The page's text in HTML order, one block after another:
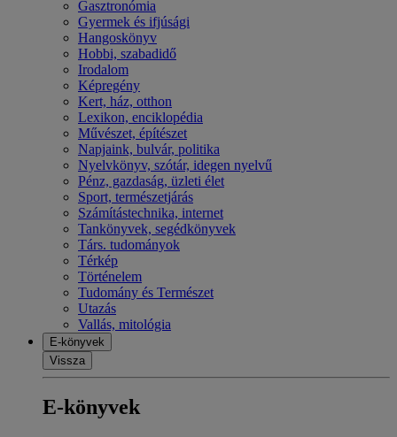
Gasztronómia
Gyermek és ifjúsági
Hangoskönyv
Hobbi, szabadidő
Irodalom
Képregény
Kert, ház, otthon
Lexikon, enciklopédia
Művészet, építészet
Napjaink, bulvár, politika
Nyelvkönyv, szótár, idegen nyelvű
Pénz, gazdaság, üzleti élet
Sport, természetjárás
Számítástechnika, internet
Tankönyvek, segédkönyvek
Társ. tudományok
Térkép
Történelem
Tudomány és Természet
Utazás
Vallás, mitológia
E-könyvek
Vissza
E-könyvek